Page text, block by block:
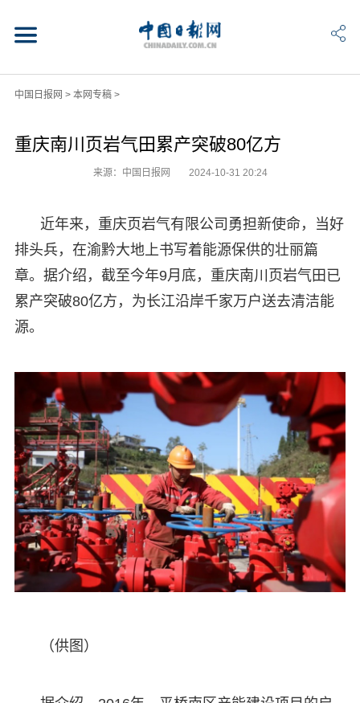
中国日报网 > 本网专稿>
重庆南川页岩气田累产突破80亿方
来源：中国日报网 2024-10-31 20:24
近年来，重庆页岩气有限公司勇担新使命，当好
排头兵，在渝黔大地上书写着能源保供的壮丽篇
章。据介绍，截至今年9月底，重庆南川页岩气田已
累产突破80亿方，为长江沿岸千家万户送去清洁能
源。
（供图）